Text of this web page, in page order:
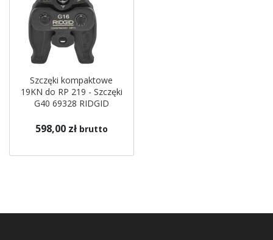
Szczęki kompaktowe
19KN do RP 219 - Szczęki
G40 69328 RIDGID
598,00 zł brutto